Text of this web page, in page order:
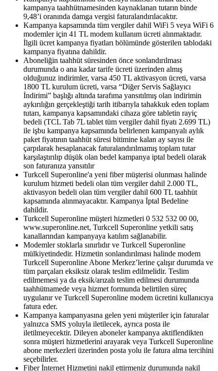
kampanya taahhütnamesinden kaynaklanan tutarın binde
9,48’i oranında damga vergisi faturalandırılacaktır.
Kampanya kapsamında tüm vergiler dahil WiFi 5 veya WiFi 6
modemler için 41 TL modem kullanım ücreti alınmaktadır.
İlgili ücret kampanya fiyatları bölümünde gösterilen tablodaki
kampanya fiyatına dahildir.
Aboneliğin taahhüt süresinden önce sonlandırılması
durumunda o ana kadar tarife ücreti üzerinden almış
olduğunuz indirimler, varsa 450 TL aktivasyon ücreti, varsa
1800 TL kurulum ücreti, varsa “Diğer Servis Sağlayıcı
İndirimi” başlığı altında tarafıma yansıtılmış olan indirimin
aykırılığın gerçekleştiği tarih itibarıyla tahakkuk eden toplam
tutarı, kampanya kapsamındaki cihaza göre tabletin rayiç
bedeli (TCL Tab 7L tablet tüm vergiler dahil fiyatı 2.699 TL)
ile işbu kampanya kapsamında belirlenen kampanyalı aylık
paket fiyatının taahhüt süresi bitimine kalan ay sayısı ile
çarpılarak hesaplanacak faturalandırılmamış toplam tutar
karşılaştırılıp düşük olan bedel kampanya iptal bedeli olarak
son faturanıza yansıtılır
Turkcell Superonline'a yeni fiber müşterisi olunması halinde
kurulum hizmeti bedeli olan tüm vergiler dahil 2.000 TL,
aktivasyon bedeli olan tüm vergiler dahil 600 TL taahhüt
kapsamında alınmayacaktır. Kampanya İptal Bedeline
dahildir.
Turkcell Superonline müşteri hizmetleri 0 532 532 00 00,
www.superonline.net, Turkcell Superonline yetkili satış
kanallarından kampanyaya katılım sağlanabilir.
Modemler stoklarla sınırlıdır ve Turkcell Superonline
mülkiyetindedir. Hizmetin sonlandırılması halinde modem
Turkcell Superonline Abone Merkez’lerine çalışır durumda ve
tüm parçaları eksiksiz olarak teslim edilmelidir. Teslim
edilmemesi ya da eksik/arızalı teslim edilmesi durumunda
taahhütnamede veya hizmet formunda belirtilen süreç
uygulanır ve Turkcell Superonline modem ücretini kullanıcıya
fatura eder.
Kampanya kampanyasına gelen yeni müşteriler için faturalar
yalnızca SMS yoluyla iletilecek, ayrıca posta ile
iletilmeyecektir. Dileyen aboneler kampanya aktiflendikten
sonra müşteri hizmetlerini arayarak veya Turkcell Superonline
abone merkezleri üzerinden posta yolu ile fatura alma tercihini
seçebilirler.
Fiber İnternet Hizmetini nakil ettirmeniz durumunda nakil